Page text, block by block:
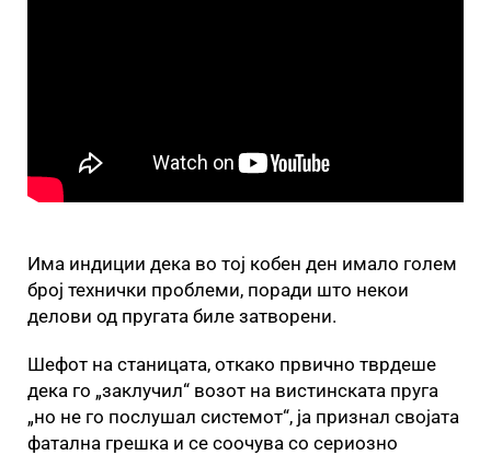
Има индиции дека во тој кобен ден имало голем
број технички проблеми, поради што некои
делови од пругата биле затворени.
Шефот на станицата, откако првично тврдеше
дека го „заклучил“ возот на вистинската пруга
„но не го послушал системот“, ја признал својата
фатална грешка и се соочува со сериозно